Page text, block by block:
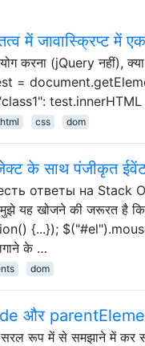
में जावास्क्रिप्ट में एक
करना (jQuery नहीं),
=
html css dom
के साथ पंजीकृत
ответы на Stack
यह खोजने की जरूरत है कि
{...});
के …
dom
और
रूप में से समझाने में कर